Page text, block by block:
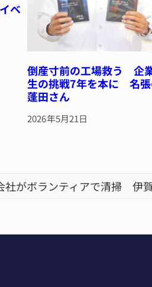
ベ
倒産寸前の工場救う 企
生の挑戦7年を本に 名
蓬田さん
2026年5月21日
賀 名張市立病院の